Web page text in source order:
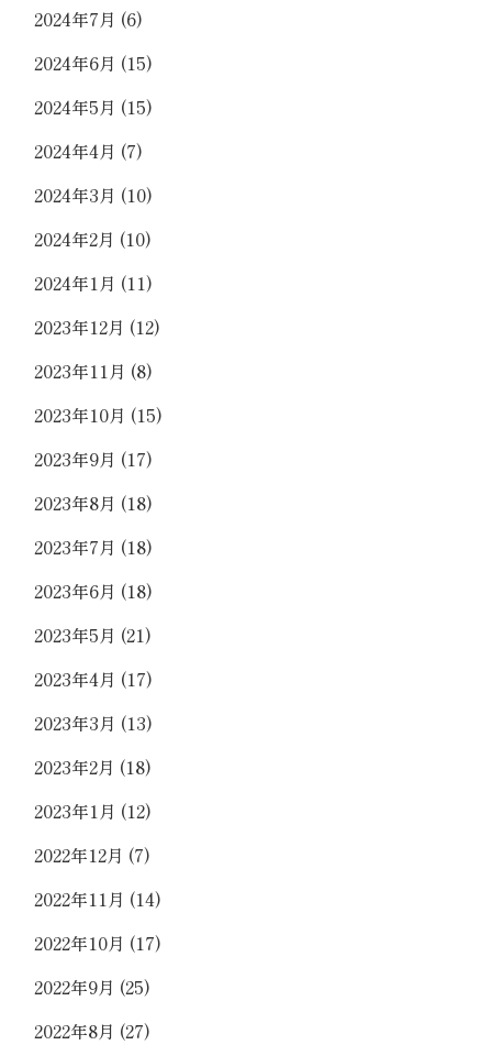
2024年7月 (6)
2024年6月 (15)
2024年5月 (15)
2024年4月 (7)
2024年3月 (10)
2024年2月 (10)
2024年1月 (11)
2023年12月 (12)
2023年11月 (8)
2023年10月 (15)
2023年9月 (17)
2023年8月 (18)
2023年7月 (18)
2023年6月 (18)
2023年5月 (21)
2023年4月 (17)
2023年3月 (13)
2023年2月 (18)
2023年1月 (12)
2022年12月 (7)
2022年11月 (14)
2022年10月 (17)
2022年9月 (25)
2022年8月 (27)